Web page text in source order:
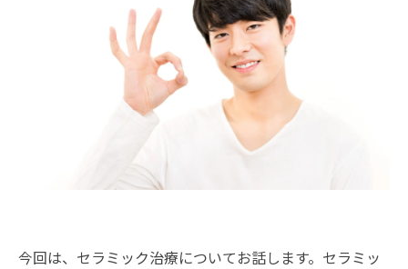
今回は、セラミック治療についてお話します。セラミッ